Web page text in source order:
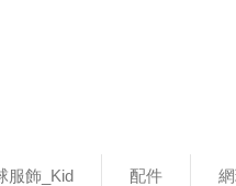
服飾_Kid 配件